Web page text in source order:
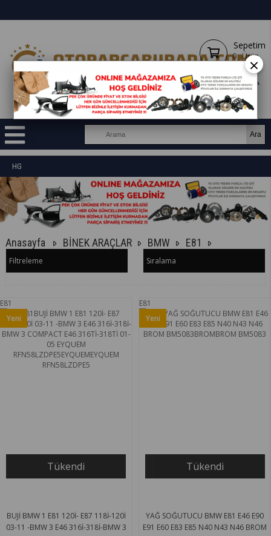
Sepetim
0 Ürün
HG
Anasayfa BİNEK ARAÇLAR BMW E81
Filtreleme Sıralama
E81
Tükendi
BUJİ BMW 1 E81 120İ- E87 118İ-120İ
03-11 -BMW 3 E46 316İ-318İ-BMW 3
Yeni
Ürün
E81
Tükendi
YAĞ SOĞUTUCU BMW E81 E46 E90
E91 E60 E83 E85 N40 N43 N46 BROM
Yeni
Ürün
×